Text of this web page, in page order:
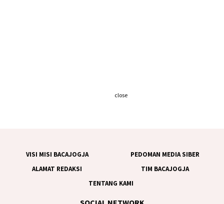
VISI MISI BACAJOGJA
PEDOMAN MEDIA SIBER
ALAMAT REDAKSI
TIM BACAJOGJA
TENTANG KAMI
close